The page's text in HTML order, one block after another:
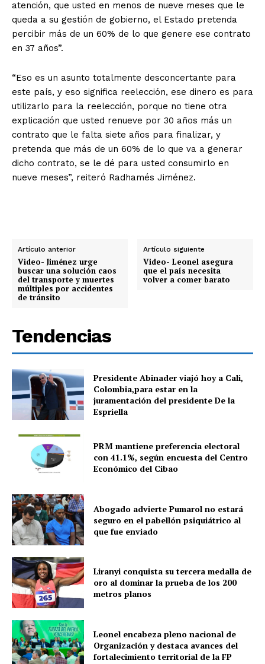
atención, que usted en menos de nueve meses que le
queda a su gestión de gobierno, el Estado pretenda
percibir más de un 60% de lo que genere ese contrato
en 37 años”.
“Eso es un asunto totalmente desconcertante para
este país, y eso significa reelección, ese dinero es para
utilizarlo para la reelección, porque no tiene otra
explicación que usted renueve por 30 años más un
contrato que le falta siete años para finalizar, y
pretenda que más de un 60% de lo que va a generar
dicho contrato, se le dé para usted consumirlo en
nueve meses”, reiteró Radhamés Jiménez.
Artículo anterior
Video- Jiménez urge
buscar una solución caos
del transporte y muertes
múltiples por accidentes
de tránsito
Artículo siguiente
Video- Leonel asegura
que el país necesita
volver a comer barato
Tendencias
Presidente Abinader viajó hoy a Cali,
Colombia,para estar en la
juramentación del presidente De la
Espriella
PRM mantiene preferencia electoral
con 41.1%, según encuesta del Centro
Económico del Cibao
Abogado advierte Pumarol no estará
seguro en el pabellón psiquiátrico al
que fue enviado
Liranyi conquista su tercera medalla de
oro al dominar la prueba de los 200
metros planos
Leonel encabeza pleno nacional de
Organización y destaca avances del
fortalecimiento territorial de la FP